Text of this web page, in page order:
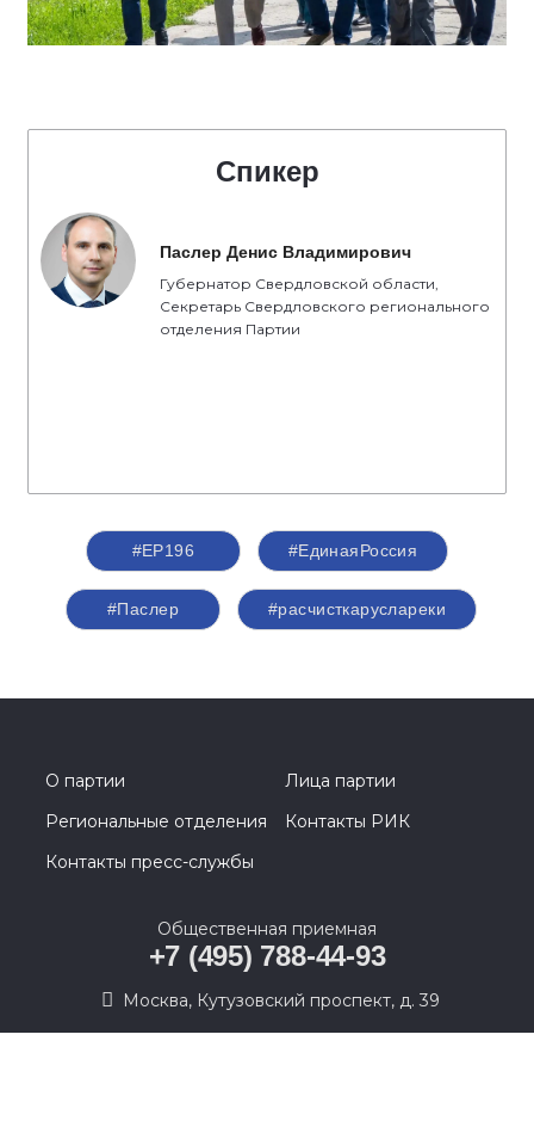
Спикер
Паслер Денис Владимирович
Губернатор Свердловской области,
Секретарь Свердловского регионального
отделения Партии
#ЕР196 #ЕдинаяРоссия
#Паслер #расчисткаруслареки
О партии
Лица партии
Региональные отделения
Контакты РИК
Контакты пресс-службы
Общественная приемная
+7 (495) 788-44-93
Москва, Кутузовский проспект, д. 39